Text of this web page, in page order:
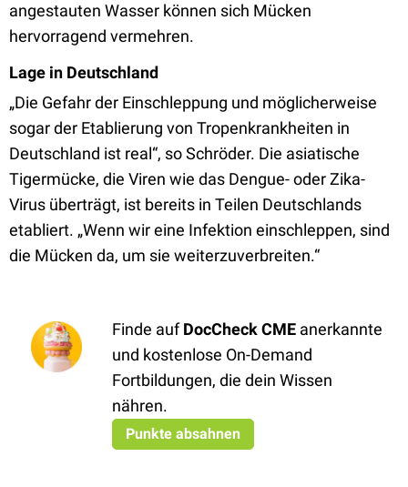
angestauten Wasser können sich Mücken
hervorragend vermehren.
Lage in Deutschland
„Die Gefahr der Einschleppung und möglicherweise
sogar der Etablierung von Tropenkrankheiten in
Deutschland ist real“, so Schröder. Die asiatische
Tigermücke, die Viren wie das Dengue- oder Zika-
Virus überträgt, ist bereits in Teilen Deutschlands
etabliert. „Wenn wir eine Infektion einschleppen, sind
die Mücken da, um sie weiterzuverbreiten.“
Finde aufDocCheck CME anerkannte
und kostenlose On-Demand
Fortbildungen, die dein Wissen
nähren.
Punkte absahnen